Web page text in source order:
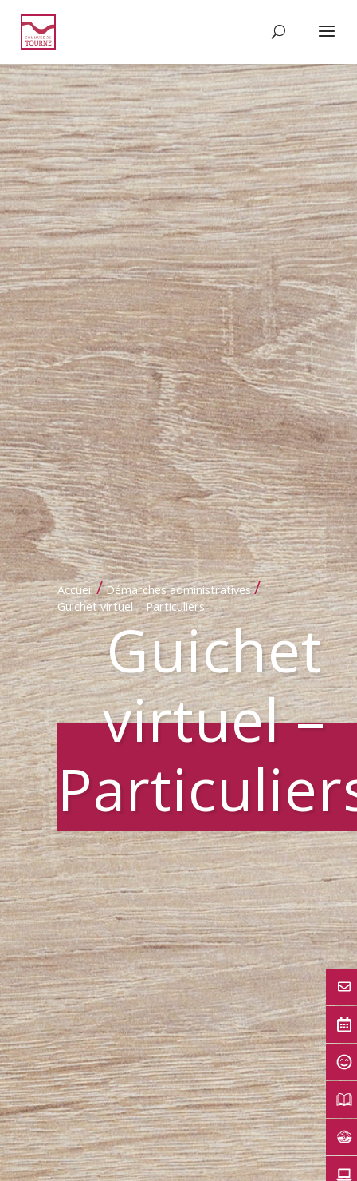
Accueil / Démarches administratives /
Guichet virtuel – Particuliers
Guichet
virtuel –